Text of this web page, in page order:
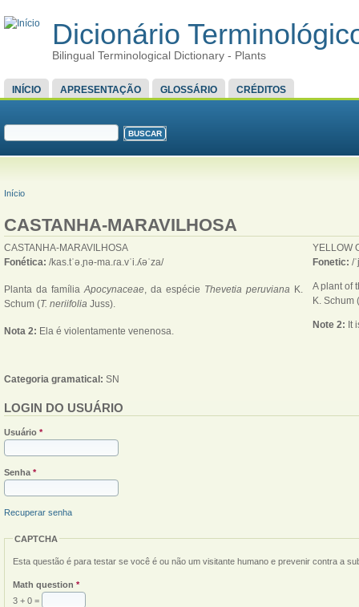
Dicionário
Bilingual Terminological Dictionary - Plants
MENU PRINCIPAL
INÍCIO APRESENTAÇÃO GLOSSÁRIO CRÉDITOS
FORMULÁRIO DE BUSCA
VOCÊ ESTÁ AQUI
Início
CASTANHA-MARAVILHOSA
CASTANHA-MARAVILHOSA
Fonética: /kas.tˈə.ɲə-ma.ɾa.vˈi.ʎəˈza/
Planta da família Apocynaceae , da espécie Thevetia peruviana K.
Schum (T. neriifolia Juss).
Nota 2: Ela é violentamente venenosa.
YELLOW
Fonetic: /
A plant of
K. Schum (
Note 2: It
Categoria gramatical: SN
LOGIN DO USUÁRIO
Usuário *
Senha *
Recuperar senha
CAPTCHA
Esta questão é para testar se você é ou não um visitante humano e prevenir contra a
Math question *
3 + 0 =